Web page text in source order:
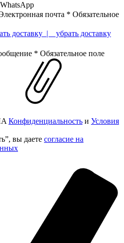
WhatsApp
почта * Обязательное
доставку | убрать доставку
* Обязательное поле
Конфиденциальность и Условия
вы даете согласие на